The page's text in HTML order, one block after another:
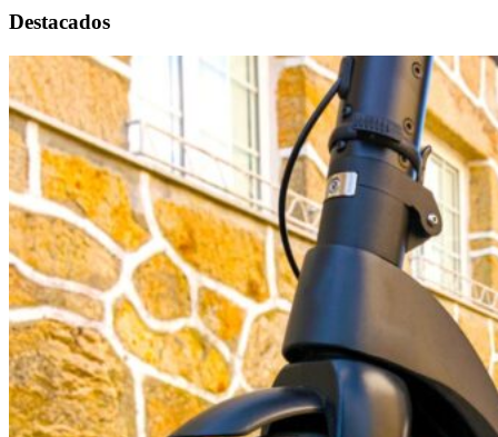
Destacados